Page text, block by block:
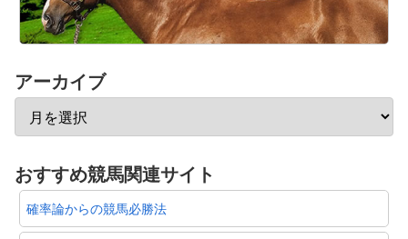
アーカイブ
おすすめ競馬関連サイト
確率論からの競馬必勝法